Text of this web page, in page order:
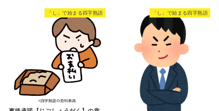
「し」で始まる四字熟語 「し」で始まる四字熟語